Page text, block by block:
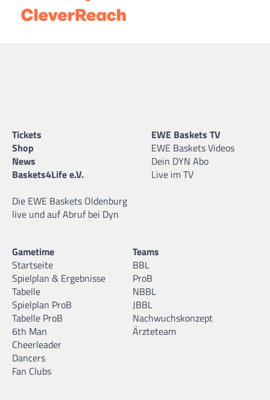
Tickets
Shop
News
Baskets4Life e.V.
Die EWE Baskets Oldenburg
live und auf Abruf bei Dyn
EWE Baskets TV
EWE Baskets Videos
Dein DYN Abo
Live im TV
Gametime
Startseite
Spielplan & Ergebnisse
Tabelle
Spielplan ProB
Tabelle ProB
6th Man
Cheerleader
Dancers
Fan Clubs
Teams
BBL
ProB
NBBL
JBBL
Nachwuchskonzept
Ärzteteam